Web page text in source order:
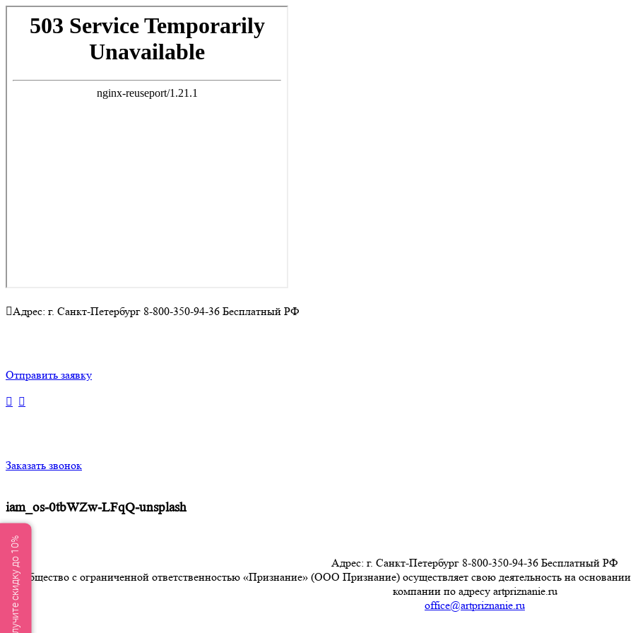
Адрес: г. Санкт-Петербург 8-800-350-94-36 Бесплатный РФ
Отправить заявку
Заказать звонок
iam_os-0tbWZw-LFqQ-unsplash
Адрес: г. Санкт-Петербург 8-800-350-94-36 Бесплатный РФ
Общество с ограниченной ответственностью «Признание» (ООО Признание) осуществляет свою деятельность на
компании по адресу artpriznanie.ru
office@artpriznanie.ru
Получите скидку до 10%